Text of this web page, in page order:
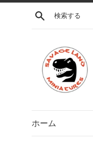
コ
検索する
ホーム